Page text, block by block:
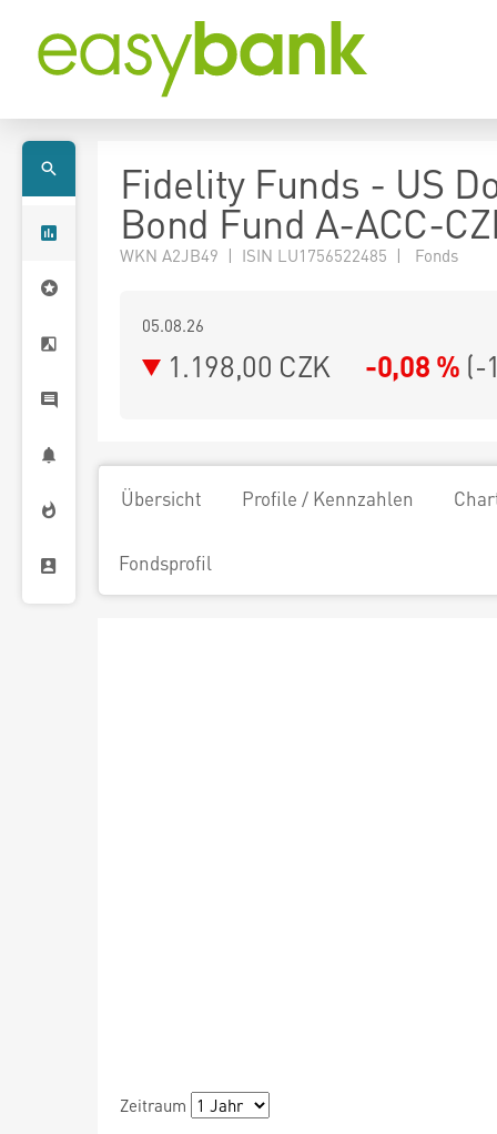
Fidelity Funds - US
Bond Fund A-ACC-
WKN A2JB49 | ISIN LU1756522485 | Fonds
05.08.26
1.198,00 CZK -0,08 % (-
Übersicht Profile / Kennzahlen
Fondsprofil
Zeitraum